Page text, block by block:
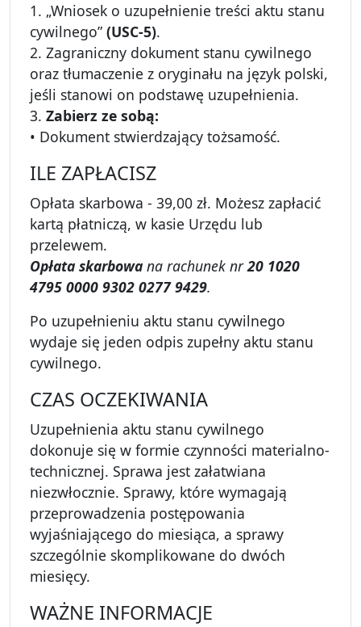
1. „Wniosek o uzupełnienie treści aktu stanu
cywilnego” (USC-5).
2. Zagraniczny dokument stanu cywilnego
oraz tłumaczenie z oryginału na język polski,
jeśli stanowi on podstawę uzupełnienia.
3. Zabierz ze sobą:
• Dokument stwierdzający tożsamość.
ILE ZAPŁACISZ
Opłata skarbowa - 39,00 zł. Możesz zapłacić
kartą płatniczą, w kasie Urzędu lub
przelewem.
Opłata skarbowa na rachunek nr20 1020
4795 0000 9302 0277 9429.
Po uzupełnieniu aktu stanu cywilnego
wydaje się jeden odpis zupełny aktu stanu
cywilnego.
CZAS OCZEKIWANIA
Uzupełnienia aktu stanu cywilnego
dokonuje się w formie czynności materialno-
technicznej. Sprawa jest załatwiana
niezwłocznie. Sprawy, które wymagają
przeprowadzenia postępowania
wyjaśniającego do miesiąca, a sprawy
szczególnie skomplikowane do dwóch
miesięcy.
WAŻNE INFORMACJE